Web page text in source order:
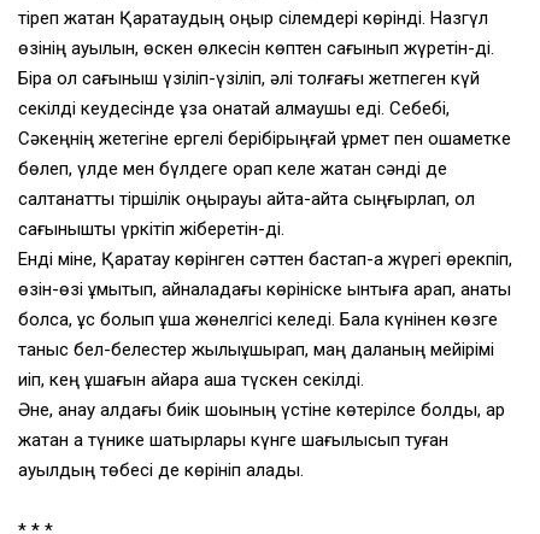
тіреп жатқан Қаратаудың қоңыр сілемдері көрінді. Назгүл
өзінің ауылын, өскен өлкесін көптен сағынып жүретін-ді.
Бірақ ол сағыныш үзіліп-үзіліп, әлі толғағы жетпеген күй
секілді кеудесінде ұзақ қонақтай алмаушы еді. Себебі,
Сәкеңнің жетегіне ергелі берібірыңғай құрмет пен қошаметке
бөлеп, үлде мен бүлдеге орап келе жатқан сәнді де
салтанатты тіршілік қоңырауы қайта-қайта сыңғырлап, ол
сағынышты үркітіп жіберетін-ді.
Енді міне, Қаратау көрінген сәттен бастап-ақ жүрегі өрекпіп,
өзін-өзі ұмытып, айналадағы көрініске ынтыға қарап, қанаты
болса, құс болып ұша жөнелгісі келеді. Бала күнінен көзге
таныс бел-белестер жылыұшырап, маң даланың мейірімі
иіп, кең құшағын айқара аша түскен секілді.
Әне, анау алдағы биік шоқының үстіне көтерілсе болды, ар
жақтан ақ түнике шатырлары күнге шағылысып туған
ауылдың төбесі де көрініп қалады.